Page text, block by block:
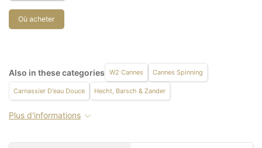
Où acheter
Also in these categories W2 Cannes Cannes Spinning
Carnassier D'eau Douce Hecht, Barsch & Zander
Plus d'informations